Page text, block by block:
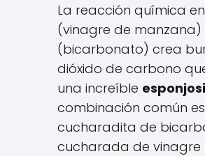
La reacción química
(vinagre de manzana)
(bicarbonato) crea
dióxido de carbono
una increíble
combinación común es
cucharadita de
cucharada de vinagre